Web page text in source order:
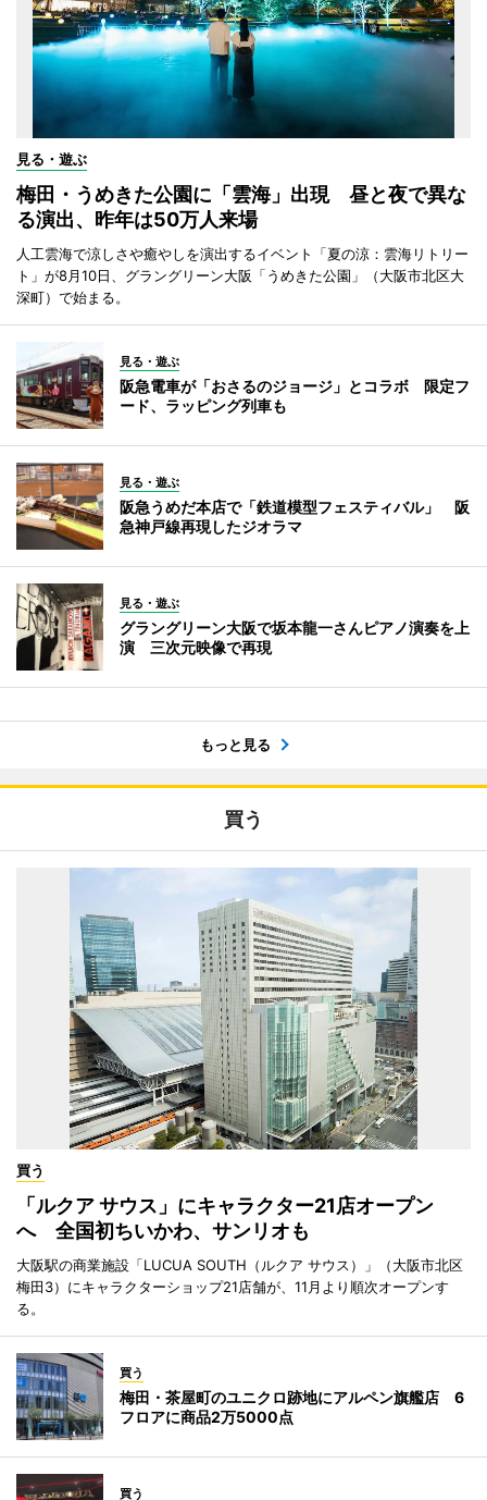
見る・遊ぶ
梅田・うめきた公園に「雲海」出現 昼と夜で異な
る演出、昨年は50万人来場
人工雲海で涼しさや癒やしを演出するイベント「夏の涼：雲海リトリー
ト」が8月10日、グラングリーン大阪「うめきた公園」（大阪市北区大
深町）で始まる。
見る・遊ぶ
阪急電車が「おさるのジョージ」とコラボ 限定フ
ード、ラッピング列車も
見る・遊ぶ
阪急うめだ本店で「鉄道模型フェスティバル」 阪
急神戸線再現したジオラマ
見る・遊ぶ
グラングリーン大阪で坂本龍一さんピアノ演奏を上
演 三次元映像で再現
もっと見る
買う
買う
「ルクア サウス」にキャラクター21店オープン
へ 全国初ちいかわ、サンリオも
大阪駅の商業施設「LUCUA SOUTH（ルクア サウス）」（大阪市北区
梅田3）にキャラクターショップ21店舗が、11月より順次オープンす
る。
買う
梅田・茶屋町のユニクロ跡地にアルペン旗艦店 6
フロアに商品2万5000点
買う